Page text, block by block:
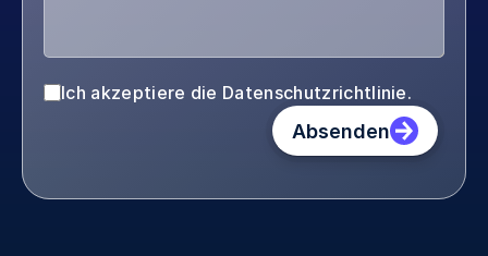
Ich akzeptiere die Datenschutzrichtlinie.
Absenden